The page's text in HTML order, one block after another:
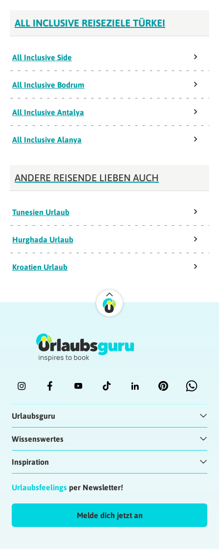
ALL INCLUSIVE REISEZIELE TÜRKEI
All Inclusive Side
All Inclusive Bodrum
All Inclusive Antalya
All Inclusive Alanya
ANDERE REISENDE LIEBEN AUCH
Tunesien Urlaub
Hurghada Urlaub
Kroatien Urlaub
Urlaubsguru
Wissenswertes
Inspiration
Urlaubsfeelings per Newsletter!
Melde dich jetzt an